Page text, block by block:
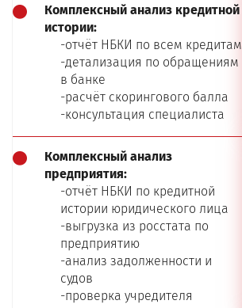
Комплексный анализ кредитной
истории:
-отчёт НБКИ по всем кредитам
-детализация по обращениям
в банке
-расчёт скорингового балла
-консультация специалиста
Комплексный анализ
предприятия:
-отчёт НБКИ по кредитной
истории юридического лица
-выгрузка из росстата по
предприятию
-анализ задолженности и
судов
-проверка учредителя